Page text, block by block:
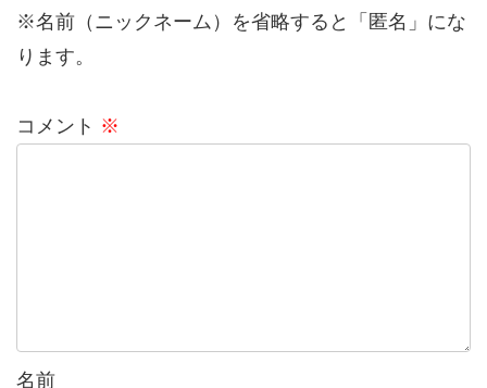
※名前（ニックネーム）を省略すると「匿名」にな
ります。
コメント ※
名前